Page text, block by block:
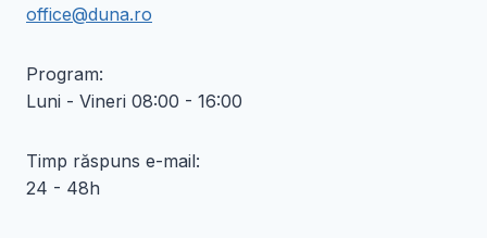
office@duna.ro
Program:
Luni - Vineri 08:00 - 16:00
Timp răspuns e-mail:
24 - 48h